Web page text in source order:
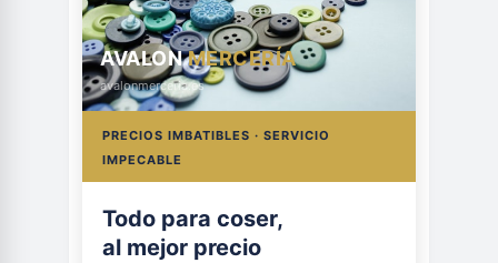
AVALONMERCERÍA
avalonmerceria.es
PRECIOS IMBATIBLES · SERVICIO
IMPECABLE
Todo para coser,
al mejor precio